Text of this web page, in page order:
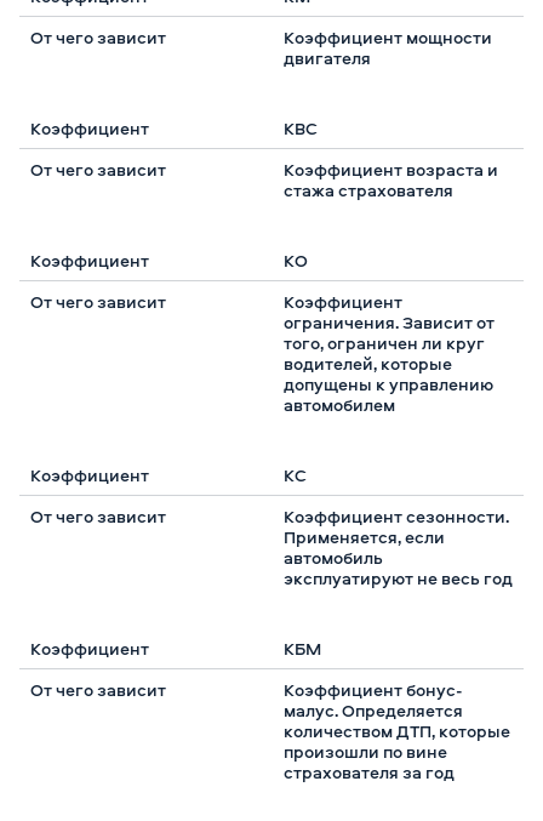
Коэффициент мощности
двигателя
КВС
Коэффициент возраста и
стажа страхователя
КО
Коэффициент
ограничения. Зависит от
того, ограничен ли круг
водителей, которые
допущены к управлению
автомобилем
КС
Коэффициент сезонности.
Применяется, если
автомобиль
эксплуатируют не весь год
КБМ
Коэффициент бонус-
малус. Определяется
количеством ДТП, которые
произошли по вине
страхователя за год